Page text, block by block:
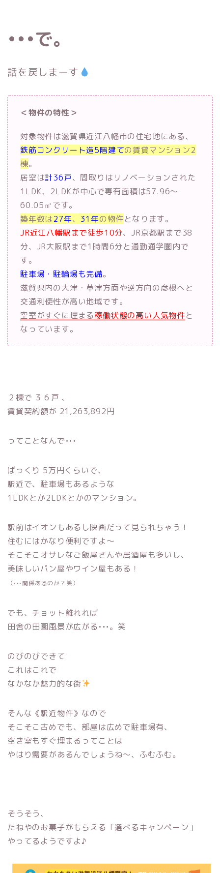
•••で。
話を戻しまーす
＜物件の特性＞
対象物件は滋賀県近江八幡市の住宅地にある、
鉄筋コンクリート造5階建ての賃貸マンション2
棟。
居室は計36戸、間取りはリノベーションされた
1LDK、2LDKが中心で専有面積は57.96～
60.05㎡です。
築年数は27年、 31年の物件となります。
JR近江八幡駅まで徒歩10分、JR京都駅まで38
分、JR大阪駅まで1時間6分と通勤通学圏内で
す。
駐車場・駐輪場も完備。
滋賀県内の大津・草津方面や逆方向の彦根へと
交通利便性が高い地域です。
空室がすぐに埋まる稼働状態の高い人気物件と
なっています。
２棟で ３６戸 、
賃貸契約額が 21,263,892円
ってことなんで•••
ばっくり 5万円くらいで、
駅近で、駐車場もあるような
1LDKとか2LDKとかのマンション。
駅前はイオンもあるし映画だって見られちゃう！
住むにはかなり便利ですよ〜
そこそこオサレなご飯屋さんや居酒屋も多いし、
美味しいパン屋やワイン屋もある！
（•••関係あるのか？笑）
でも、チョット離れれば
田舎の田園風景が広がる•••。笑
のびのびできて
これはこれで
なかなか魅力的な街
そんな《駅近物件》なので
そこそこ古めでも、部屋は広めで駐車場有、
空き室もすぐ埋まるってことは
やはり需要があるんでしょうね〜、ふむふむ。
そうそう、
たねやのお菓子がもらえる「選べるキャンペーン」
やってるようですよ♪